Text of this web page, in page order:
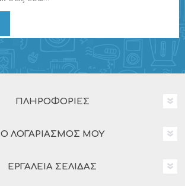
ΠΛΗΡΟΦΟΡΊΕΣ
Ο ΛΟΓΑΡΙΑΣΜΌΣ ΜΟΥ
ΕΡΓΑΛΕΊΑ ΣΕΛΊΔΑΣ